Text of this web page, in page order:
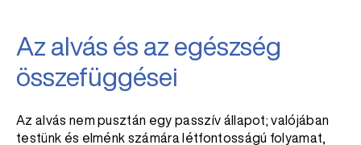
Az alvás és az egészség
összefüggései
Az alvás nem pusztán egy passzív állapot; valójában
testünk és elménk számára létfontosságú folyamat,